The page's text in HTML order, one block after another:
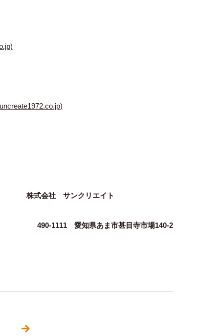
株式会社 サンクリエイト
490-1111 愛知県あま市甚目寺市場140-2